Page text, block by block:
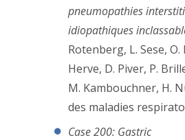
pneumopathies
idiopathiques
Rotenberg, L. Sese, O.
Herve, D. Piver, P.
M. Kambouchner, H.
des maladies
Case 200: Gastric